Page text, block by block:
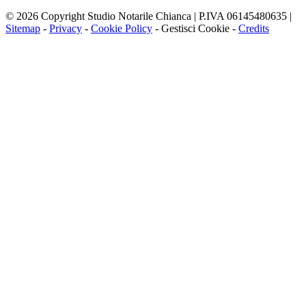
© 2026 Copyright Studio Notarile Chianca | P.IVA 06145480635 |
Sitemap - Privacy - Cookie Policy - Gestisci Cookie - Credits